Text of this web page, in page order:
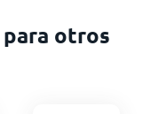
otros